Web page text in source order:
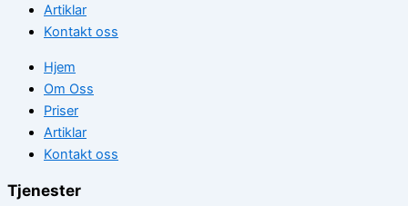
Artiklar
Kontakt oss
Hjem
Om Oss
Priser
Artiklar
Kontakt oss
Tjenester